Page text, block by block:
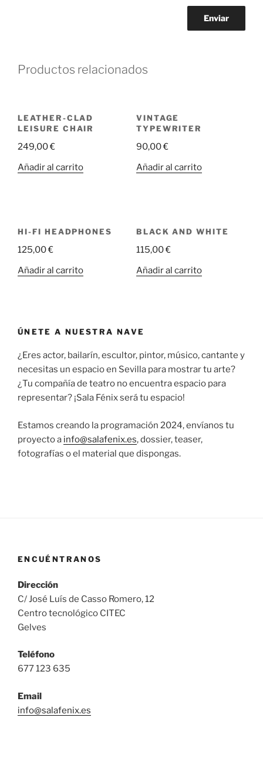
Productos relacionados
LEATHER-CLAD
LEISURE CHAIR
249,00€
Añadir al carrito
VINTAGE
TYPEWRITER
90,00€
Añadir al carrito
HI-FI HEADPHONES
125,00€
Añadir al carrito
BLACK AND WHITE
115,00€
Añadir al carrito
ÚNETE A NUESTRA NAVE
¿Eres actor, bailarín, escultor, pintor, músico, cantante y
necesitas un espacio en Sevilla para mostrar tu arte?
¿Tu compañía de teatro no encuentra espacio para
representar? ¡Sala Fénix será tu espacio!
Estamos creando la programación 2024, envíanos tu
proyecto a info@salafenix.es, dossier, teaser,
fotografías o el material que dispongas.
ENCUÉNTRANOS
Dirección
C/ José Luís de Casso Romero, 12
Centro tecnológico CITEC
Gelves
Teléfono
677 123 635
Email
info@salafenix.es